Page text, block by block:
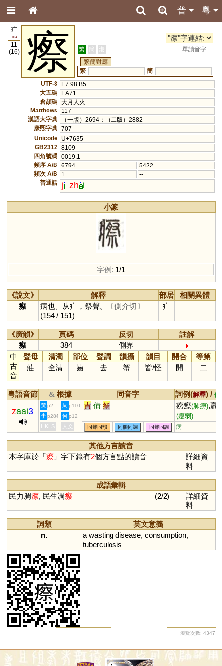
粵
普
疒
104
11
(16)
瘵 繁 簡 港
單讀音字
繁簡對應
繁
簡
UTF-8
E7 98 B5
大五碼
EA71
倉頡碼 大月人火
Matthews
117
漢語大字典
（一版）2694；（二版）2882
康熙字典 707
Unicode
U+7635
GB2312
8109
四角號碼 0019.1
頻序 A/B
6794
5422
頻次 A/B
1
--
普通話
j zh i
小篆
字例: 1/1
《說文》 解釋 部居
相關異體
瘵
病也。从疒，祭聲。
〔側介切〕
(154 / 151)
疒
《廣韻》 頁碼 反切
註解
瘵
384
側界
中
古
音
聲母 清濁 部位 聲調 韻攝 韻目 開合
等第
莊
全清 齒 去 蟹 皆/怪 開 二
粵語音節 & 根據 同音字 詞例(解釋) / 備
zaai3
黃 p2 周 p110 責 債 祭 癆瘵(肺癆),羸
(瘦弱)
李 p284 何 p12
HKLS 人文 同聲同韻 同韻同調 同聲同調 病
其他方言讀音
本字庫於「瘵」字下錄有2個方言點的讀音
詳細資
料
成語彙輯
民力凋瘵, 民生凋瘵 (2/2)
詳細資
料
詞類
英文意義
n.
a wasting disease, consumption,
tuberculosis
瀏覽次數: 4347